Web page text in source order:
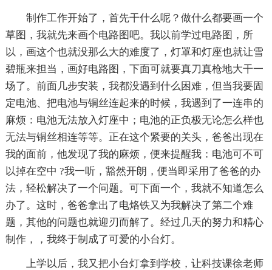
制作工作开始了，首先干什么呢？做什么都要画一个
草图，我就先来画个电路图吧。我以前学过电路图，所
以，画这个也就没那么大的难度了，灯罩和灯座也就让雪
碧瓶来担当，画好电路图，下面可就要真刀真枪地大干一
场了。前面几步安装，我都没遇到什么困难，但当我要固
定电池、把电池与铜丝连起来的时候，我遇到了一连串的
麻烦：电池无法放入灯座中；电池的正负极无论怎么样也
无法与铜丝相连等等。正在这个紧要的关头，爸爸出现在
我的面前，他发现了我的麻烦，便来提醒我：电池可不可
以掉在空中 ?我一听，豁然开朗，便当即采用了爸爸的办
法，轻松解决了一个问题。可下面一个，我就不知道怎么
办了。这时，爸爸拿出了电烙铁又为我解决了第二个难
题，其他的问题也就迎刃而解了。经过几天的努力和精心
制作，，我终于制成了可爱的小台灯。
上学以后，我又把小台灯拿到学校，让科技课徐老师